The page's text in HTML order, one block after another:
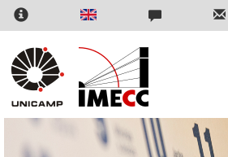
Pular
para
conteúdo
principal